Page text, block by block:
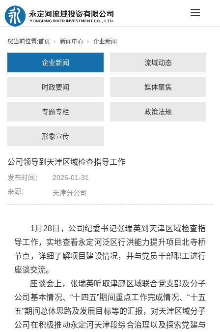
您当前位置:首页 新闻中心 企业新闻
企业新闻 流域动态
时政要闻 媒体聚焦
专题专栏 政策法规
形象宣传
公司领导到天津区域检查指导工作
发布时间：
2026-01-31
来源：
天津分公司
1月28日，公司纪委书记张瑞英到天津区域检查指
导工作，实地查看永定河泛区行洪能力提升项目北寺桥
节点，详细了解项目建设情况，并与党员干部职工进行
座谈交流。
座谈会上，张瑞英听取津廊区域联合党支部及分子
公司基本情况、“十四五”期间重点工作完成情况、“十五
五”期间总体思路及发展目标等的汇报，对天津区域分子
公司在积极推动永定河天津段综合治理以及探索党建与